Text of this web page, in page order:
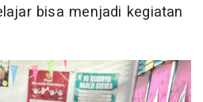
bisa menjadi kegiatan